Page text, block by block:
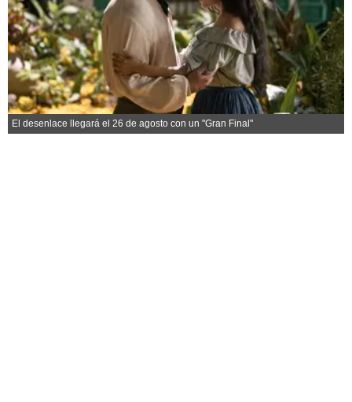
Sociedad y tiempo
libre
Sociedad
Tecnología
Turismo
Salud
Es viral
El tiempo
El desenlace llegará el 26 de agosto con un "Gran Final"